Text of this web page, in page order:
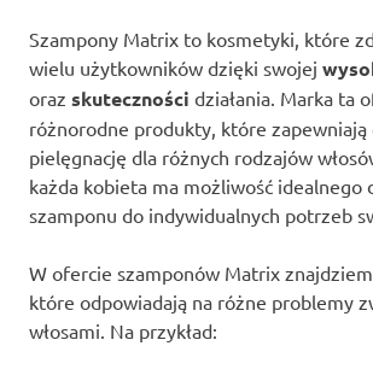
Szampony Matrix to kosmetyki, które
wielu użytkowników dzięki swojej
oraz skuteczności działania. Marka ta
różnorodne produkty, które
pielęgnację dla różnych rodzajów
każda kobieta ma możliwość idealnego
szamponu do indywidualnych potrzeb
W ofercie szamponów Matrix
które odpowiadają na różne problemy
włosami. Na przykład: